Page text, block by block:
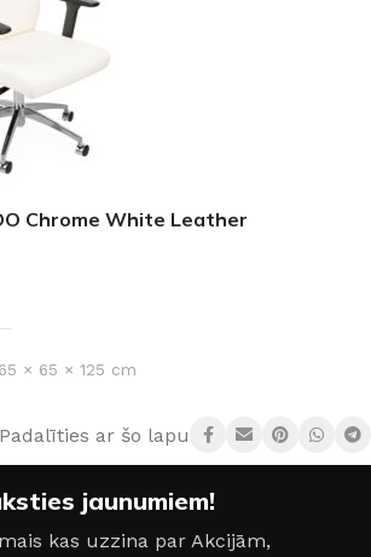
Chrome White Leather
65 × 65 × 125 cm
Padalīties ar šo lapu:
jaunumiem!
kas uzzina par Akcijām,